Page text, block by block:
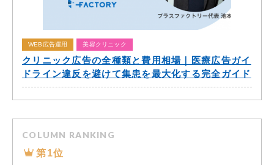
WEB広告運用 美容クリニック
クリニック広告の全種類と費用相場｜医療広告ガイ
ドライン違反を避けて集患を最大化する完全ガイド
COLUMN RANKING
第1位